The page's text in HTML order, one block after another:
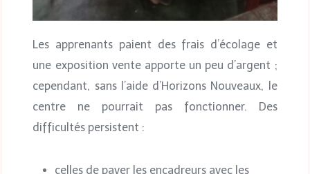
Les apprenants paient des frais d’écolage et
une exposition vente apporte un peu d’argent ;
cependant, sans l’aide d’Horizons Nouveaux, le
centre ne pourrait pas fonctionner. Des
difficultés persistent :
celles de payer les encadreurs avec les